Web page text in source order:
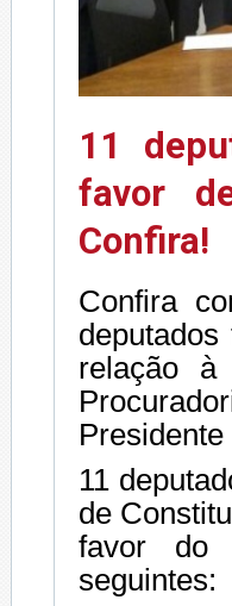
11
favor
Confira!
Confira
relação à
11
de
favor do
seguintes: